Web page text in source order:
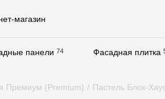
магазин
панели 74 Фасадная плитка
Премиум (Premium) / Пастель Блок-